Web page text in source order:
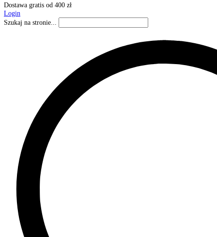
Dostawa gratis od 400 zł
Login
Szukaj na stronie...